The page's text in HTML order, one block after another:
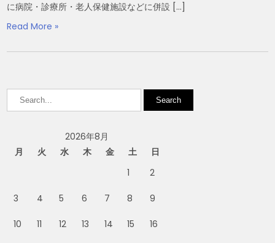
に病院・診療所・老人保健施設などに併設 […]
Read More »
2026年8月
月
火 水 木 金 土
日
1
2
3 4 5 6 7 8 9
10 11 12 13 14 15 16